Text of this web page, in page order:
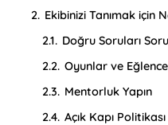
2. Ekibinizi Tanımak için
2.1. Doğru Soruları
2.2. Oyunlar ve
2.3. Mentorluk Yapın
2.4. Açık Kapı